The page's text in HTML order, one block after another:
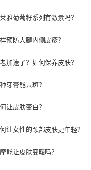
雅葡萄籽系列有激素吗？
预防大腿内侧皮疹？
加速了？如何保养皮肤？
牙膏能去斑？
让皮肤变白？
让女性的颈部皮肤更年轻？
能让皮肤变暖吗？